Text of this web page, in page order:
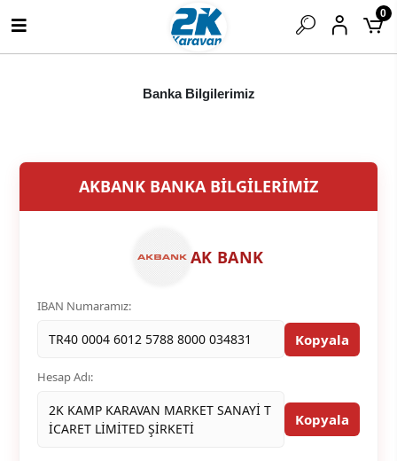
0
Banka Bilgilerimiz
AKBANK BANKA BİLGİLERİMİZ
AK BANK
IBAN Numaramız:
TR40 0004 6012 5788 8000 034831 Kopyala
Hesap Adı:
2K KAMP KARAVAN MARKET SANAYİ T
İCARET LİMİTED ŞİRKETİ
Kopyala